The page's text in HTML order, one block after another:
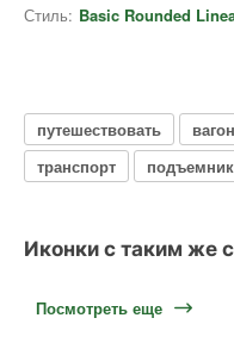
Стиль: Basic Rounded
путешествовать
транспорт
подъемник
Иконки с таким же
Посмотреть еще